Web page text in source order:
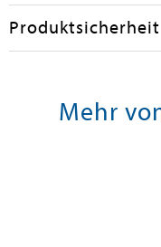
Produktsicherheit
Mehr